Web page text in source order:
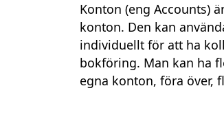
Konton (eng Accounts)
konton. Den kan
individuellt för att ha
bokföring. Man kan ha
egna konton, föra över,